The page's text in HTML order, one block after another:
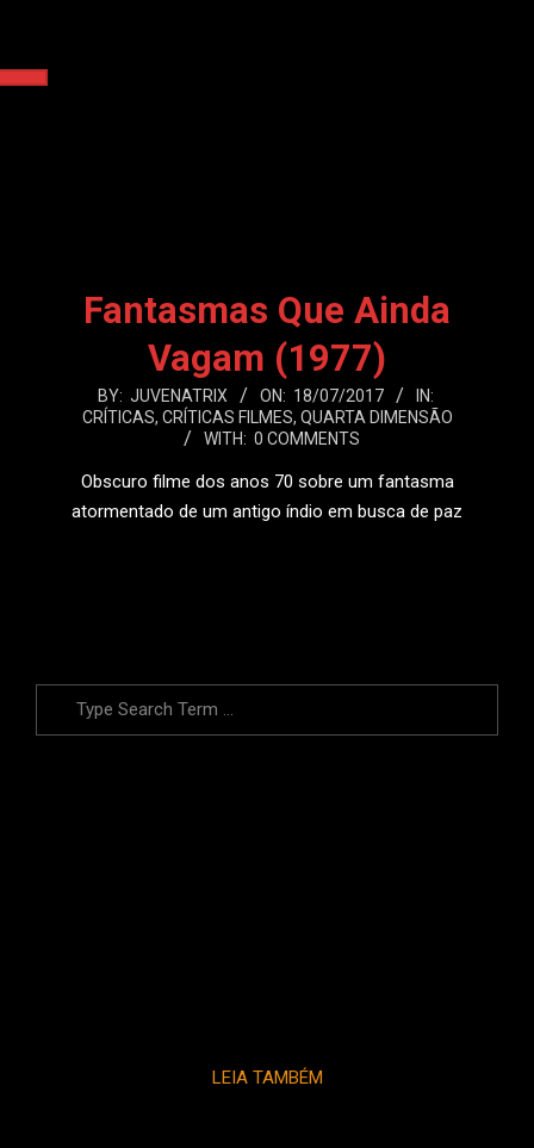
Fantasmas Que Ainda
Vagam (1977)
2017-
07-
BY: JUVENATRIX ON: 18/07/2017
IN:
CRÍTICAS, CRÍTICAS FILMES, QUARTA DIMENSÃO
WITH: 0 COMMENTS
Obscuro filme dos anos 70 sobre um fantasma
atormentado de um antigo índio em busca de paz
LEIA TAMBÉM